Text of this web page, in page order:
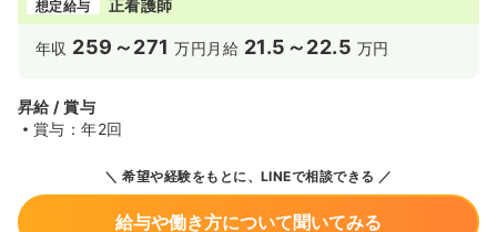
想定給与 正看護師
年収 259～271 万円 月給 21.5～22.5 万円
昇給 / 賞与
賞与：年2回
希望や経験をもとに、LINEで相談できる
給与や働き方について聞いてみる